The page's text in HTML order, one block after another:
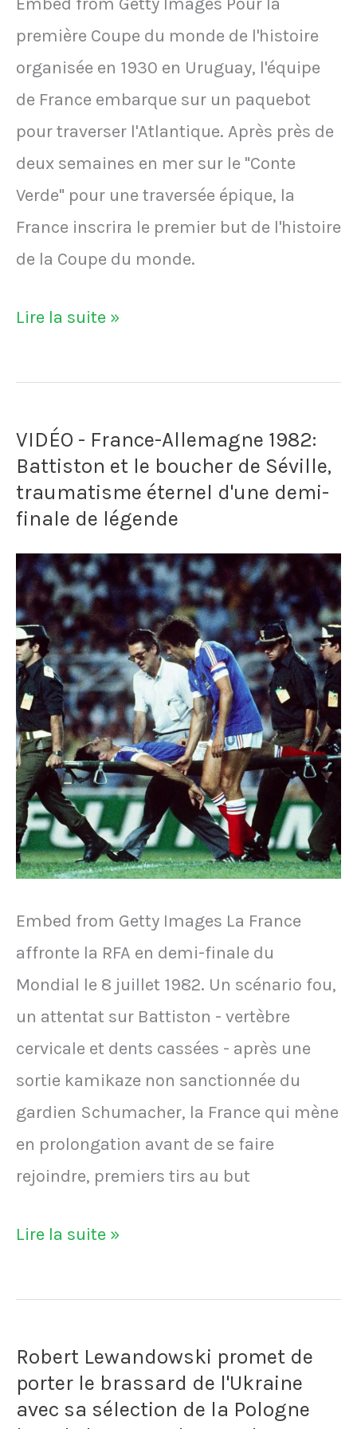
et
l'Uruguay
au
Mondial
le
28
novembre
2022
première Coupe du monde de l'histoire
organisée en 1930 en Uruguay, l'équipe
de France embarque sur un paquebot
pour traverser l'Atlantique. Après près de
deux semaines en mer sur le "Conte
Verde" pour une traversée épique, la
France inscrira le premier but de l'histoire
de la Coupe du monde.
VIDÉO
Les
traversent
l'Atlantique
en
durant
deux
semaines
pour
jouer
la
première
Coupe
du
monde
1930
Lire la suite »
VIDÉO - France-Allemagne 1982:
Battiston et le boucher de Séville,
traumatisme éternel d'une demi-
finale de légende
Embed from Getty Images La France
affronte la RFA en demi-finale du
Mondial le 8 juillet 1982. Un scénario fou,
un attentat sur Battiston - vertèbre
cervicale et dents cassées - après une
sortie kamikaze non sanctionnée du
gardien Schumacher, la France qui mène
en prolongation avant de se faire
rejoindre, premiers tirs au but
VIDÉO
France-
1982:
Battiston
et
Lire la suite »
Robert Lewandowski promet de
porter le brassard de l'Ukraine
avec sa sélection de la Pologne